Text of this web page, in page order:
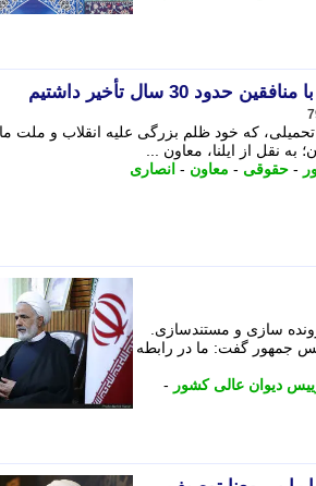
سال تأخیر داشتیم
که خود ظلم بزرگی علیه انقلاب و ملت ما
نقل از ایلنا، معاون ...
- حقوقی - معاون - انصاری
برای شروع پرونده سازی و مستندسازی.
جمهور گفت: ما در رابطه
دیوان عالی کشور -